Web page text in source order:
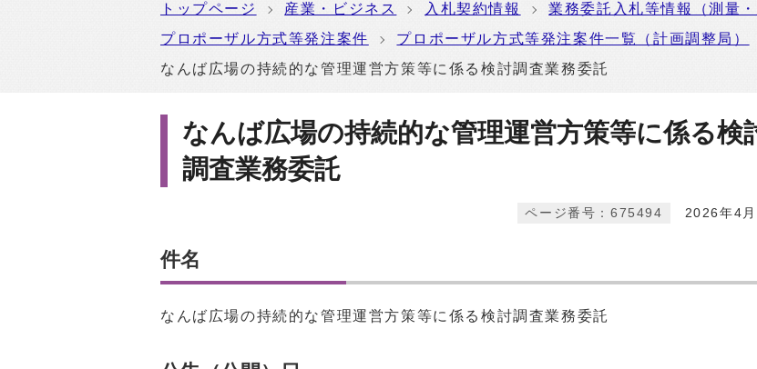
トップページ 産業・ビジネス 入札契約情報
業務委託入札等情報（測量
プロポーザル方式等発注案件
プロポーザル方式等発注案件一覧（計画調整局）
なんば広場の持続的な管理運営方策等に係る検討調査業務委託
なんば広場の持続的な管理運営方策等に係る検
調査業務委託
2026年4月
ページ番号：675494
件名
なんば広場の持続的な管理運営方策等に係る検討調査業務委託